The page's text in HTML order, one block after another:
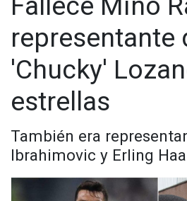
representante
'Chucky'
estrellas
También era
Ibrahimovic y Erling